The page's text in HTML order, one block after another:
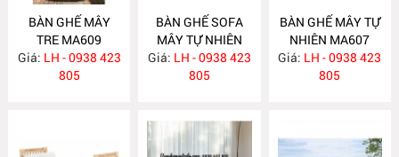
BÀN GHẾ MÂY
TRE MA609
Giá: LH - 0938 423
805
BÀN GHẾ SOFA
MÂY TỰ NHIÊN
PHÒNG KHÁCH
MA608
Giá: LH - 0938 423
805
BÀN GHẾ MÂY TỰ
NHIÊN MA607
Giá: LH - 0938 423
805